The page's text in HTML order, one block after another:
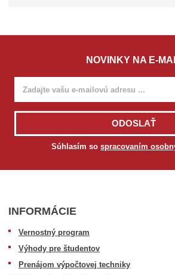
NOVINKY NA E-
ODOSLAŤ
Súhlasím so spracovaním
INFORMÁCIE
Vernostný program
Výhody pre študentov
Prenájom výpočtovej techniky